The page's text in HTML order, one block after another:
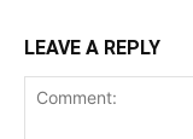
LEAVE A REPLY